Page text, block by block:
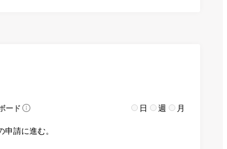
ード 日 週 月
請に進む。